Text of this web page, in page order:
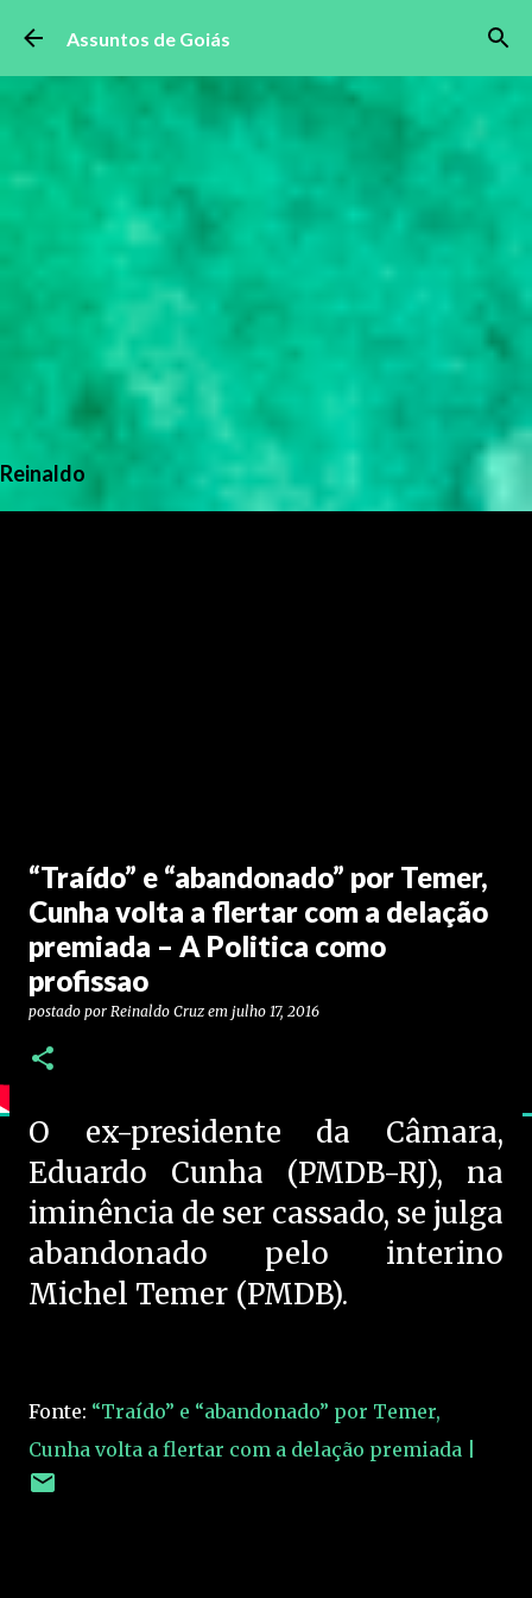
Pular para o conteúdo principal
Assuntos de Goiás
Reinaldo
“Traído” e “abandonado” por Temer,
Cunha volta a flertar com a delação
premiada – A Politica como
profissao
postado por Reinaldo Cruz em julho 17, 2016
O ex-presidente da Câmara,
Eduardo Cunha (PMDB-RJ), na
iminência de ser cassado, se julga
abandonado pelo interino
Michel Temer (PMDB).
Fonte: “Traído” e “abandonado” por Temer,
Cunha volta a flertar com a delação premiada |